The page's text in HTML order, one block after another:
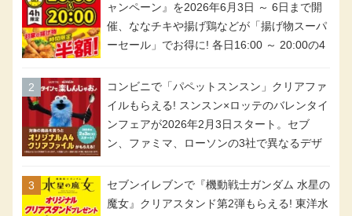
ャンペーン』を2026年6月3日 ～ 6日まで開
催、ななチキや揚げ鶏などが「揚げ物スーパ
ーセール」でお得に! 各日16:00 ～ 20:00の4
アメリカンドッグが税抜き69円!
コンビニで「パペットスンスン」クリアファ
イルもらえる! スンスン×ロッテのバレンタイ
ンフェアが2026年2月3日スタート。セブ
ン、ファミマ、ローソンの3社で異なるデザ
セブンイレブンで『機動戦士ガンダム 水星の
魔女』クリアスタンド第2弾もらえる! 東洋水